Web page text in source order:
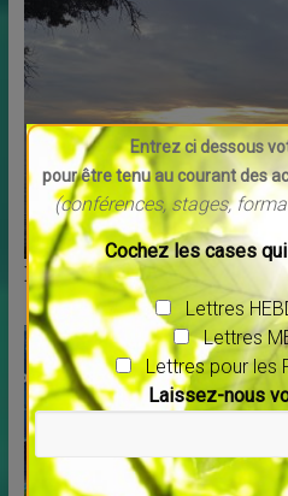
Dites leur…
Entrez ci dessous
pour être tenu au courant des
(conférences, stages,
Cochez les cases
Lettres
Lettres
Lettres pour les
Laissez-nous